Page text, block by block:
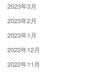
2023年3月
2023年2月
2023年1月
2022年12月
2022年11月